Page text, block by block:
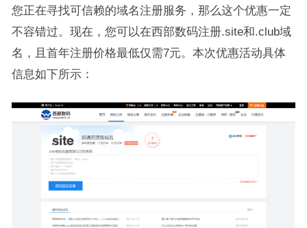
您正在寻找可信赖的域名注册服务，那么这个优惠一定
不容错过。现在，您可以在西部数码注册.site和.club域
名，且首年注册价格最低仅需7元。本次优惠活动具体
信息如下所示：